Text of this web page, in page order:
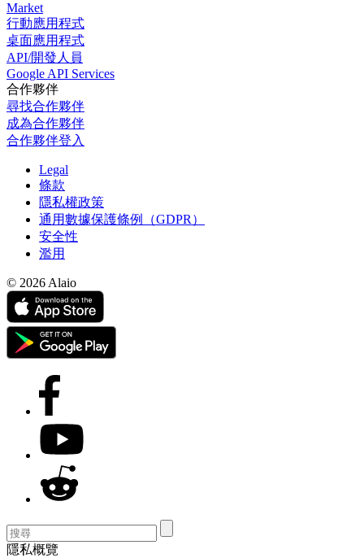
Market
行動應用程式
桌面應用程式
API/開發人員
Google API Services
合作夥伴
尋找合作夥伴
成為合作夥伴
合作夥伴登入
Legal
條款
隱私權政策
通用數據保護條例（GDPR）
安全性
濫用
© 2026 Alaio
隱私概覽